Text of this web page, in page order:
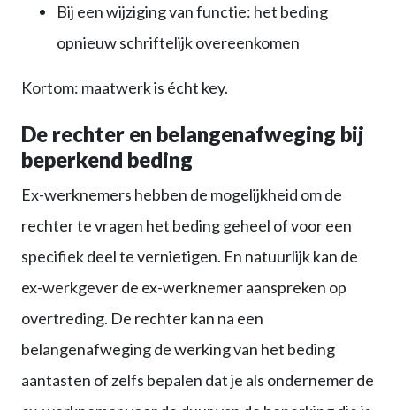
Bij een wijziging van functie: het beding
opnieuw schriftelijk overeenkomen
Kortom: maatwerk is écht key.
De rechter en belangenafweging bij
beperkend beding
Ex-werknemers hebben de mogelijkheid om de
rechter te vragen het beding geheel of voor een
specifiek deel te vernietigen. En natuurlijk kan de
ex-werkgever de ex-werknemer aanspreken op
overtreding. De rechter kan na een
belangenafweging de werking van het beding
aantasten of zelfs bepalen dat je als ondernemer de